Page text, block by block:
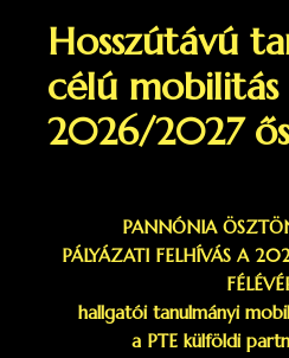
Hosszútávú
célú mobilitás
2026/2027
PANNÓNIA
PÁLYÁZATI FELHÍVÁS A
hallgatói tanulmányi
a PTE külföldi